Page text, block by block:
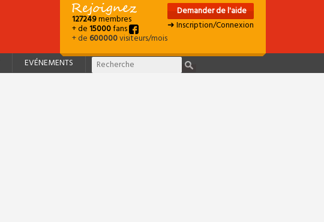
127249membres
+ de15000fans
+ de600000visiteurs/mois
Demander de l'aide
➜ Inscription/Connexion
EVÉNEMENTS